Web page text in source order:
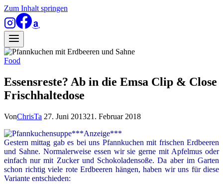
Zum Inhalt springen
Food
Essensreste? Ab in die Emsa Clip & Close
Frischhaltedose
VonChrisTa 27. Juni 201321. Februar 2018
***Anzeige***
Gestern mittag gab es bei uns Pfannkuchen mit frischen Erdbeeren
und Sahne. Normalerweise essen wir sie gerne mit Apfelmus oder
einfach nur mit Zucker und Schokoladensoße. Da aber im Garten
schon richtig viele rote Erdbeeren hängen, haben wir uns für diese
Variante entschieden: